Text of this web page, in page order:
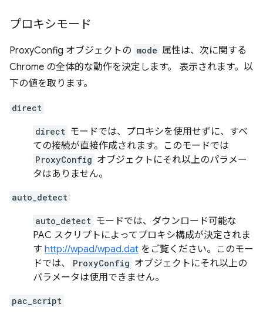
プロキシモード
ProxyConfig オブジェクトの mode 属性は、次に関する
Chrome の全体的な動作を決定します。 表示されます。以
下の値を取ります。
direct
direct モードでは、プロキシを使用せずに、すべ
ての接続が直接作成されます。このモードでは
ProxyConfig オブジェクトにそれ以上のパラメー
タはありません。
auto_detect
auto_detect モードでは、ダウンロード可能な
PAC スクリプトによってプロキシ構成が決定されま
す http://wpad/wpad.dat をご覧ください。このモー
ドでは、
ProxyConfig オブジェクトにそれ以上の
パラメータは使用できません。
pac_script